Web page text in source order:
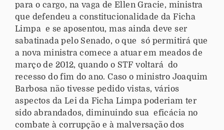
para o cargo, na vaga de Ellen Gracie, ministra
que defendeu a constitucionalidade da Ficha
Limpa e se aposentou, mas ainda deve ser
sabatinada pelo Senado, o que só permitirá que
a nova ministra comece a atuar em meados de
março de 2012, quando o STF voltará do
recesso do fim do ano. Caso o ministro Joaquim
Barbosa não tivesse pedido vistas, vários
aspectos da Lei da Ficha Limpa poderiam ter
sido abrandados, diminuindo sua eficácia no
combate à corrupção e à malversação dos